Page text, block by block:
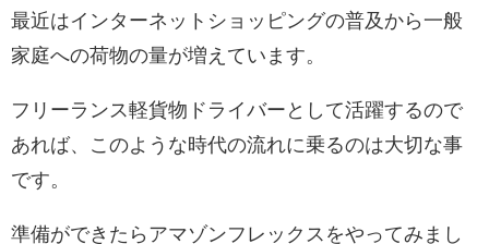
最近はインターネットショッピングの普及から一般
家庭への荷物の量が増えています。
フリーランス軽貨物ドライバーとして活躍するので
あれば、このような時代の流れに乗るのは大切な事
です。
準備ができたらアマゾンフレックスをやってみまし